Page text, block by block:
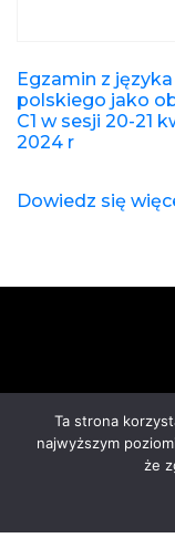
Egzamin z języka
polskiego jako
C1 w sesji 20-21
2024 r
Dowiedz się
Ta strona
najwyższym
że